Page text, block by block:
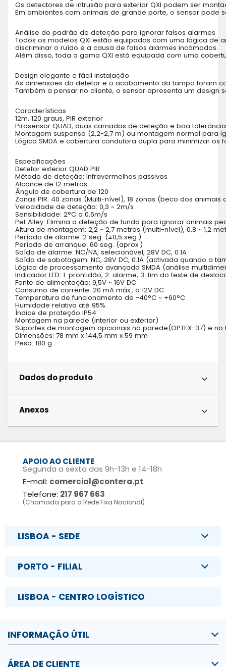
Os detectores de intrusão para exterior QXI podem ser
Em ambientes com animais de grande porte, o sensor pode
Análise do padrão de deteção para ignorar falsos alarmes
Todos os modelos QXI estão equipados com uma lógica de
discriminar o ruído e a causa de falsos alarmes incómodos.
Além disso, toda a gama QXI está equipada com uma
Design elegante e fácil instalação
As dimensões do detetor e o acabamento da tampa foram
Também a pensar no cliente, o sensor apresenta um
Características
12m, 120 graus, PIR exterior
Pirosensor QUAD, duas camadas de deteção e boa
Montagem suspensa (2,2-2,7 m) ou montagem normal para
Lógica SMDA e cobertura condutora dupla para minimizar os
Especificações
Detetor exterior QUAD PIR
Método de deteção: Infravermelhos passivos
Alcance de 12 metros
Ângulo de cobertura de 120
Zonas PIR: 40 zonas (Multi-nível), 18 zonas (beco dos
Velocidade de deteção: 0,3 ~ 2m/s
Sensibilidade: 2°C a 0,6m/s
Pet Alley: Elimina a deteção de fundo para ignorar animais
Altura de montagem: 2,2 ~ 2,7 metros (multi-nível), 0,8 ~ 1,2
Período de alarme: 2 seg. (±0,5 seg.)
Período de arranque: 60 seg. (aprox.)
Saída de alarme: NC/NA, selecionável, 28V DC, 0.1A
Saída de sabotagem: NC, 28V DC, 0.1A (activada quando a
Lógica de processamento avançado SMDA (análise
Indicador LED: 1. prontidão, 2. alarme, 3. fim do teste de
Fonte de alimentação: 9,5V ~ 16V DC
Consumo de corrente: 20 mA máx., a 12V DC
Temperatura de funcionamento de -40°C ~ +60°C
Humidade relativa até 95%.
Índice de proteção IP54
Montagem na parede (interior ou exterior)
Suportes de montagem opcionais na parede(OPTEX-37) e
Dimensões: 78 mm x 144,5 mm x 59 mm
Peso: 180 g
Dados do produto
Anexos
APOIO AO CLIENTE
Segunda a sexta das 9h-13h e 14-18h
E-mail: comercial@contera.pt
Telefone: 217 967 663
(Chamada para a Rede Fixa Nacional)
LISBOA - SEDE
PORTO - FILIAL
LISBOA - CENTRO LOGÍSTICO
INFORMAÇÃO ÚTIL
ÁREA DE CLIENTE